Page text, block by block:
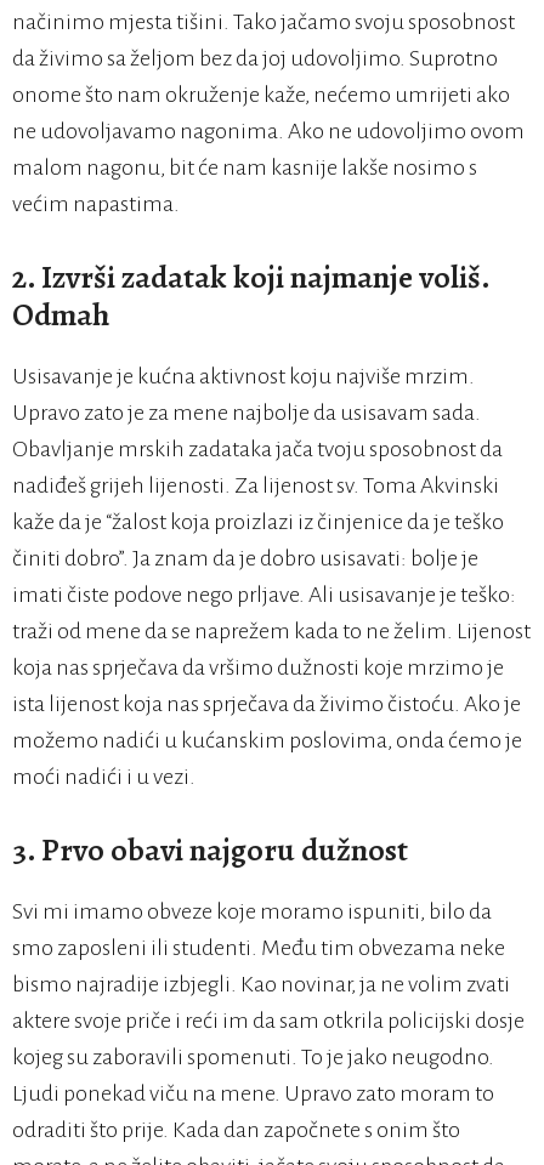
načinimo mjesta tišini. Tako jačamo svoju sposobnost
da živimo sa željom bez da joj udovoljimo. Suprotno
onome što nam okruženje kaže, nećemo umrijeti ako
ne udovoljavamo nagonima. Ako ne udovoljimo ovom
malom nagonu, bit će nam kasnije lakše nosimo s
većim napastima.
2. Izvrši zadatak koji najmanje voliš.
Odmah
Usisavanje je kućna aktivnost koju najviše mrzim.
Upravo zato je za mene najbolje da usisavam sada.
Obavljanje mrskih zadataka jača tvoju sposobnost da
nadiđeš grijeh lijenosti. Za lijenost sv. Toma Akvinski
kaže da je “žalost koja proizlazi iz činjenice da je teško
činiti dobro”. Ja znam da je dobro usisavati: bolje je
imati čiste podove nego prljave. Ali usisavanje je teško:
traži od mene da se naprežem kada to ne želim. Lijenost
koja nas sprječava da vršimo dužnosti koje mrzimo je
ista lijenost koja nas sprječava da živimo čistoću. Ako je
možemo nadići u kućanskim poslovima, onda ćemo je
moći nadići i u vezi.
3. Prvo obavi najgoru dužnost
Svi mi imamo obveze koje moramo ispuniti, bilo da
smo zaposleni ili studenti. Među tim obvezama neke
bismo najradije izbjegli. Kao novinar, ja ne volim zvati
aktere svoje priče i reći im da sam otkrila policijski dosje
kojeg su zaboravili spomenuti. To je jako neugodno.
Ljudi ponekad viču na mene. Upravo zato moram to
odraditi što prije. Kada dan započnete s onim što